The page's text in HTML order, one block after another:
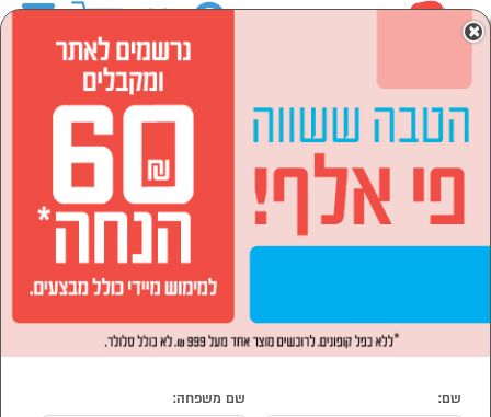
הסתר רשימת קטגוריות
מוצרי חשמל (11)
הרחבת אחריות לשנתיים HAIER *בכפוף לתקנון
נמצאו 11 מוצרים
הרחבת
אחריות ל 3
HAIER*
הרחבת
אחריות ל 3
שנים* מסכי
HAIER*
×
שם: שם משפחה: